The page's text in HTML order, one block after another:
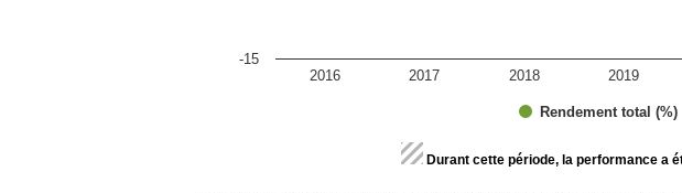
Rendement total (%)
2016 2017 2018 2019
-15
Durant cette période, la performance a